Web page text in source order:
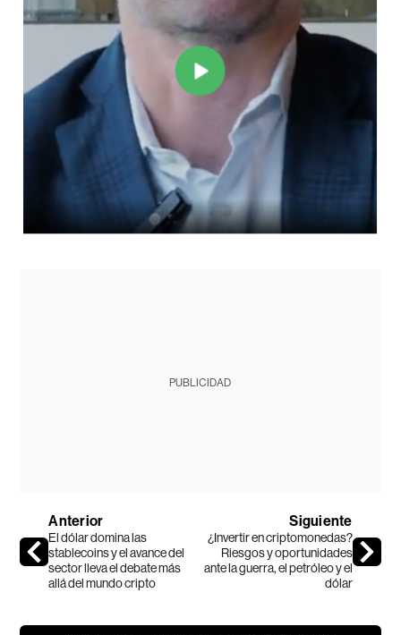
PUBLICIDAD
Anterior
El dólar domina las
stablecoins y el avance del
sector lleva el debate más
allá del mundo cripto
Siguiente
¿Invertir en criptomonedas?
Riesgos y oportunidades
ante la guerra, el petróleo y el
dólar